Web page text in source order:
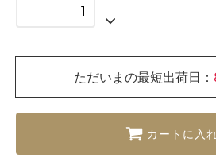
ただいまの最短出荷日：
カートに入